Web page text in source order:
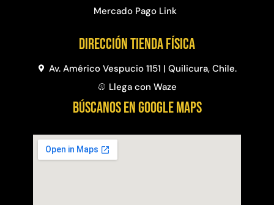
Mercado Pago Link
Dirección Tienda física
Av. Américo Vespucio 1151 | Quilicura, Chile.
Llega con Waze
BÚSCANOS EN GOOGLE MAPS